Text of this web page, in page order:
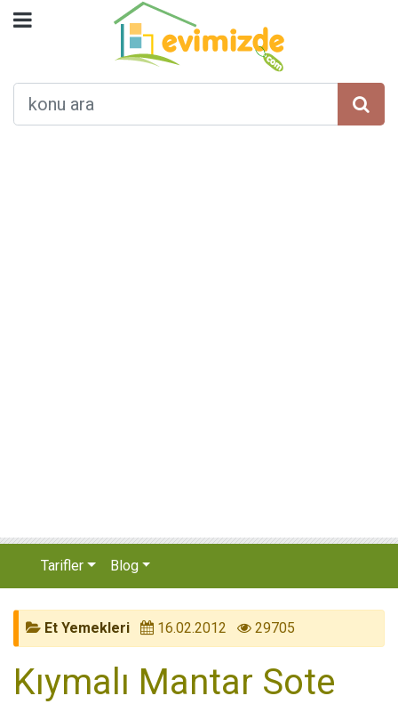
Tarifler Blog
Et Yemekleri 16.02.2012 29705
Kıymalı Mantar Sote